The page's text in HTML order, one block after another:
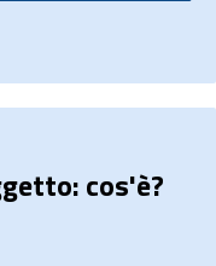
cos'è?